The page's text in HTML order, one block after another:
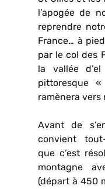
l’apogée de
reprendre
France… à
par le col des
la vallée
pittoresque
ramènera
Avant de
convient
que c’est
montagne
(départ à 450